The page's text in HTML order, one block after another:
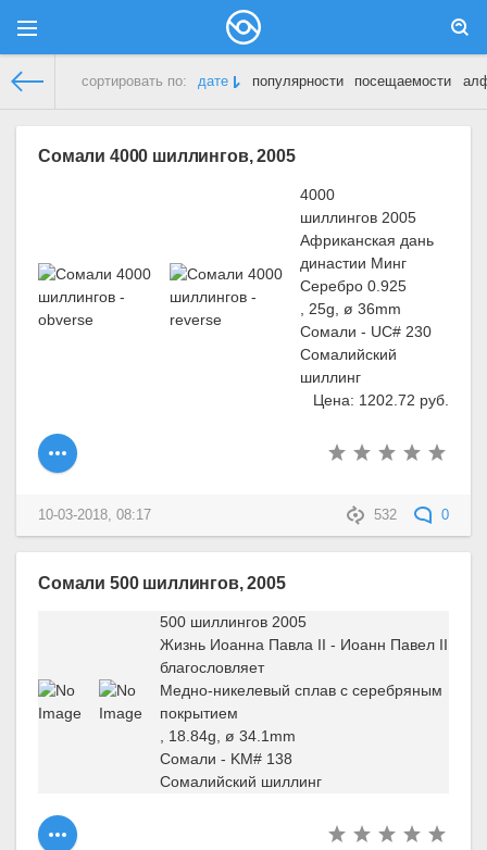
сортировать по: дате популярности посещаемости
Сомали 4000 шиллингов, 2005
4000
шиллингов 2005
Африканская дань
династии Минг
Серебро 0.925
, 25g, ø 36mm
Сомали - UC# 230
Сомалийский
шиллинг
Цена: 1202.72 руб.
532 0
10-03-2018, 08:17
Сомали 500 шиллингов, 2005
500 шиллингов 2005
Жизнь Иоанна Павла II - Иоанн Павел II
благословляет
Медно-никелевый сплав с серебряным
покрытием
, 18.84g, ø 34.1mm
Сомали - KM# 138
Сомалийский шиллинг